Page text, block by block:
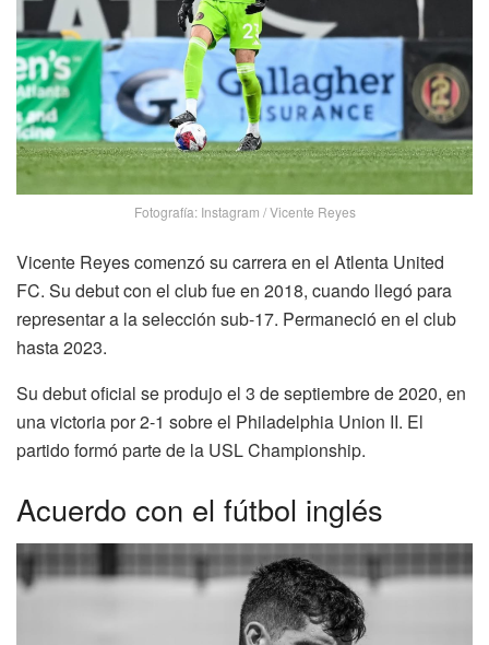
Fotografía: Instagram / Vicente Reyes
Vicente Reyes comenzó su carrera en el Atlenta United
FC. Su debut con el club fue en 2018, cuando llegó para
representar a la selección sub-17. Permaneció en el club
hasta 2023.
Su debut oficial se produjo el 3 de septiembre de 2020, en
una victoria por 2-1 sobre el Philadelphia Union II. El
partido formó parte de la USL Championship.
Acuerdo con el fútbol inglés